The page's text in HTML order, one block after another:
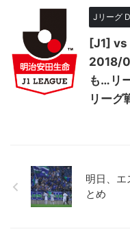
Jリーグ
[J1] vs
2018/
も…リ
リーグ
明日、エ
とめ